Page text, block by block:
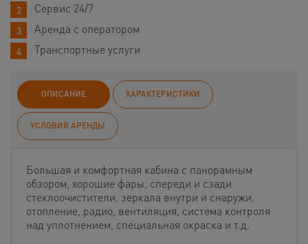
Сервис 24/7
Аренда с оператором
Транспортные услуги
ОПИСАНИЕ ХАРАКТЕРИСТИКИ
УСЛОВИЯ АРЕНДЫ
Большая и комфортная кабина с панорамным
обзором, хорошие фары, спереди и сзади
стеклоочистители, зеркала внутри и снаружи,
отопление, радио, вентиляция, система контроля
над уплотнением, специальная окраска и т.д.